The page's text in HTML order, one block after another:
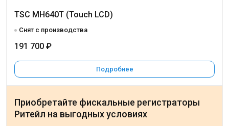
TSC MH640T (Touch LCD)
Снят с производства
191 700 ₽
Подробнее
Приобретайте фискальные регистраторы
Ритейл на выгодных условиях